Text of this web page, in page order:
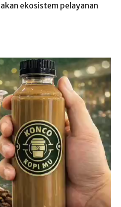
ekosistem pelayanan